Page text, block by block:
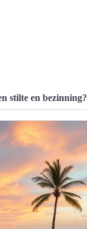
stilte en bezinning?